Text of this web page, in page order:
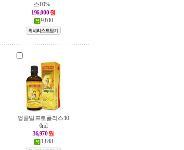
스 80% ..
196,000 원
9,800
엉클빌 프로폴리스 10
0ml
36,970원
1,848